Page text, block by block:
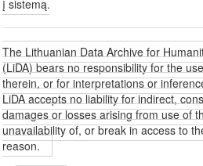
į sistemą.
The Lithuanian Data Archive for
(LiDA) bears no responsibility for the
therein, or for interpretations or
LiDA accepts no liability for indirect,
damages or losses arising from use of
unavailability of, or break in access to
reason.